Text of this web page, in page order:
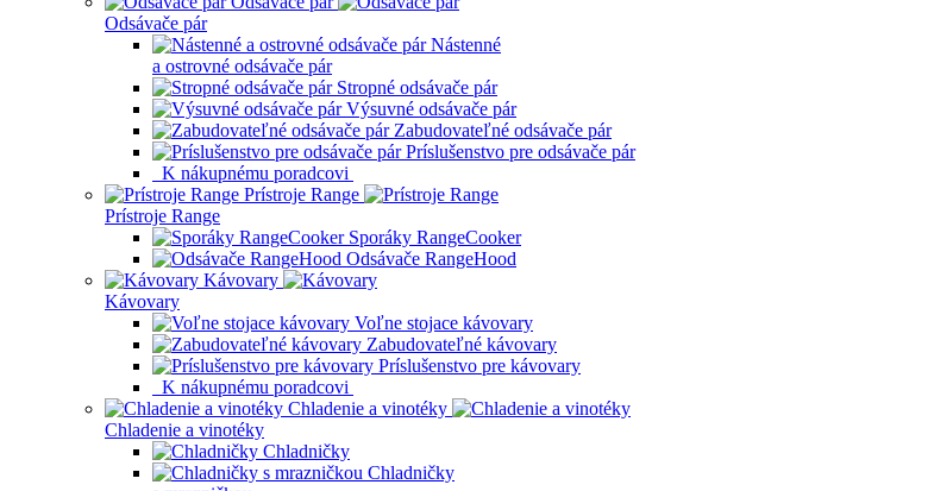
Odsávače pár
Nástenné
a ostrovné odsávače pár
Stropné odsávače pár
Výsuvné odsávače pár
Zabudovateľné odsávače pár
Príslušenstvo pre odsávače pár
K nákupnému poradcovi
Prístroje Range
Prístroje Range
Sporáky RangeCooker
Odsávače RangeHood
Kávovary
Kávovary
Voľne stojace kávovary
Zabudovateľné kávovary
Príslušenstvo pre kávovary
K nákupnému poradcovi
Chladenie a vinotéky
Chladenie a vinotéky
Chladničky
Chladničky